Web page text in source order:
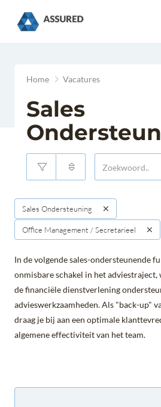
Home Vacatures
Sales
Sales Ondersteuning
Office Management / Secretarieel
In de volgende sales-ondersteunende
onmisbare schakel in het adviestraject,
de financiële dienstverlening
advieswerkzaamheden. Als "back-up"
draag je bij aan een optimale
algemene effectiviteit van het team.